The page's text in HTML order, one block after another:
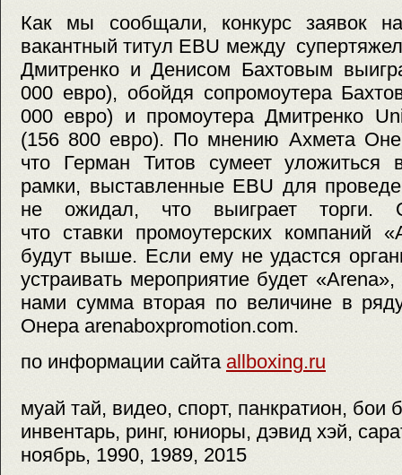
Как мы сообщали, конкурс заявок
вакантный титул EBU между
Дмитренко и Денисом Бахтовым
000 евро), обойдя сопромоутера
000 евро) и промоутера Дмитренко
(156 800 евро). По мнению Ахмета
что Герман Титов сумеет уложиться
рамки, выставленные EBU для
не ожидал, что выиграет торги.
что ставки промоутерских компаний
будут выше. Если ему не удастся
устраивать мероприятие будет
нами сумма вторая по величине в
Онера arenaboxpromotion.com.
по информации сайта allboxing.ru
муай тай, видео, спорт, панкратион, бои
инвентарь, ринг, юниоры, дэвид хэй,
ноябрь, 1990, 1989, 2015